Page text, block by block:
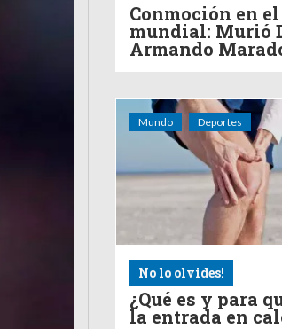
Conmoción en
mundial: Murió
Armando
Mundo Deportes
No lo olvides!
¿Qué es y para
la entrada en